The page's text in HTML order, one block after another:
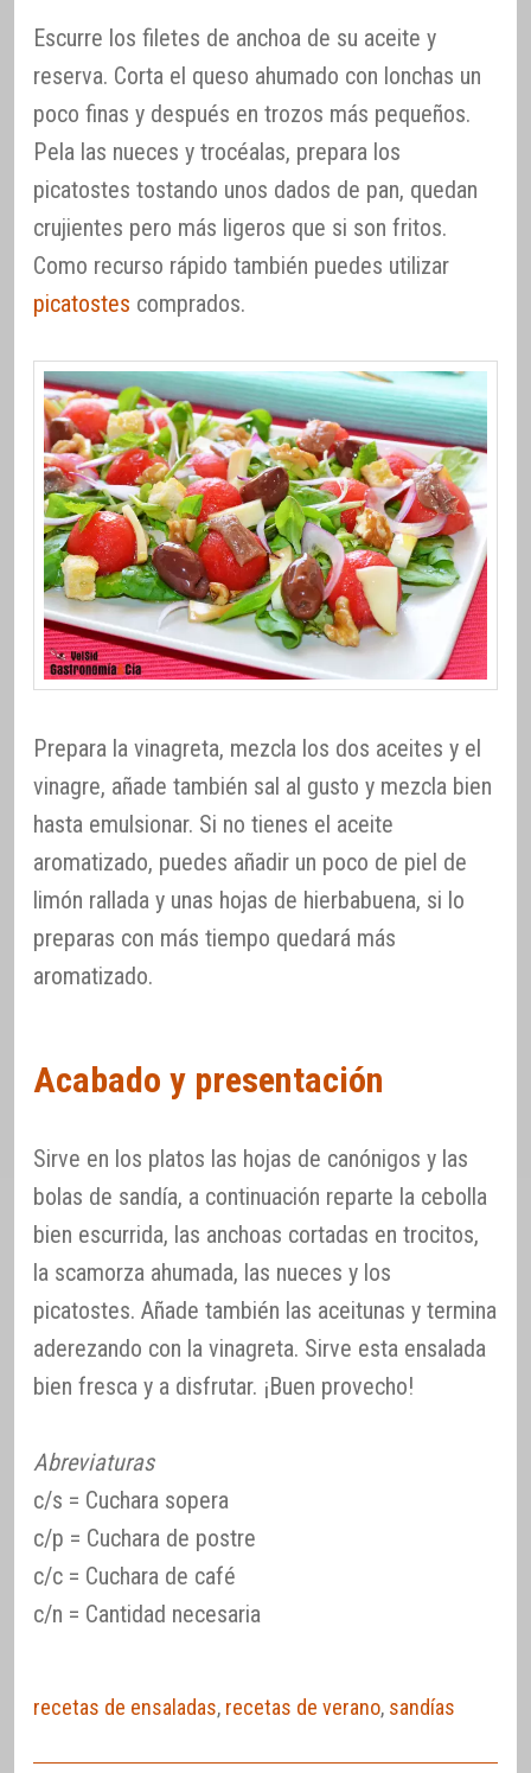
Escurre los filetes de anchoa de su aceite y
reserva. Corta el queso ahumado con lonchas un
poco finas y después en trozos más pequeños.
Pela las nueces y trocéalas, prepara los
picatostes tostando unos dados de pan, quedan
crujientes pero más ligeros que si son fritos.
Como recurso rápido también puedes utilizar
picatostes comprados.
Prepara la vinagreta, mezcla los dos aceites y el
vinagre, añade también sal al gusto y mezcla bien
hasta emulsionar. Si no tienes el aceite
aromatizado, puedes añadir un poco de piel de
limón rallada y unas hojas de hierbabuena, si lo
preparas con más tiempo quedará más
aromatizado.
Acabado y presentación
Sirve en los platos las hojas de canónigos y las
bolas de sandía, a continuación reparte la cebolla
bien escurrida, las anchoas cortadas en trocitos,
la scamorza ahumada, las nueces y los
picatostes. Añade también las aceitunas y termina
aderezando con la vinagreta. Sirve esta ensalada
bien fresca y a disfrutar. ¡Buen provecho!
Abreviaturas
c/s = Cuchara sopera
c/p = Cuchara de postre
c/c = Cuchara de café
c/n = Cantidad necesaria
recetas de ensaladas, recetas de verano, sandías